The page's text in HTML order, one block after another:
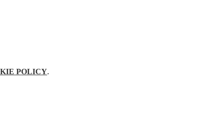
POLICY.